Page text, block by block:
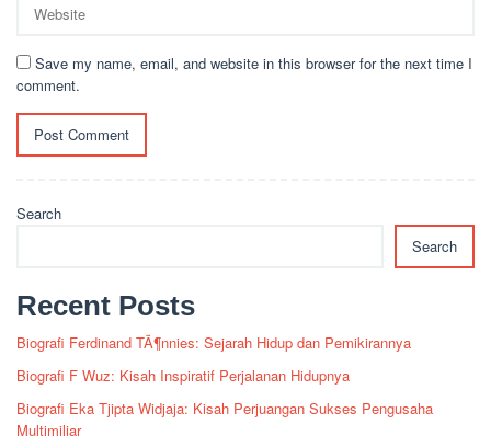
Save my name, email, and website in this browser for the next time I
comment.
Search
Search
Recent Posts
Biografi Ferdinand TÃ¶nnies: Sejarah Hidup dan Pemikirannya
Biografi F Wuz: Kisah Inspiratif Perjalanan Hidupnya
Biografi Eka Tjipta Widjaja: Kisah Perjuangan Sukses Pengusaha
Multimiliar